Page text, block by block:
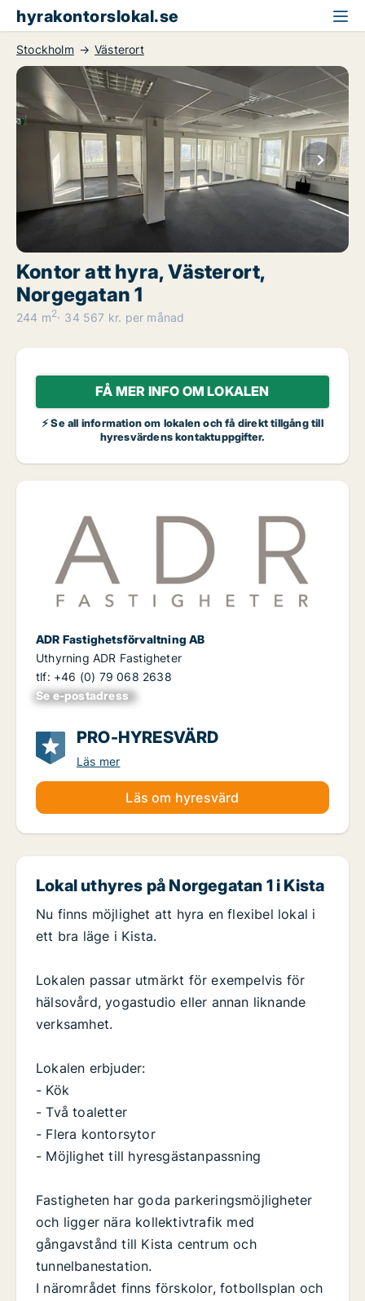
hyrakontorslokal.se
Stockholm Västerort
Kontor att hyra, Västerort,
Norgegatan 1
244 m2 34 567 kr. per månad
FÅ MER INFO OM LOKALEN
⚡ Se all information om lokalen och få direkt tillgång till
hyresvärdens kontaktuppgifter.
ADR Fastighetsförvaltning AB
Uthyrning ADR Fastigheter
tlf: +46 (0) 79 068 2638
Se e-postadress
xxxxxxxxxxxxxxx
PRO-HYRESVÄRD
Läs mer
Läs om hyresvärd
Lokal uthyres på Norgegatan 1 i Kista
Nu finns möjlighet att hyra en flexibel lokal i
ett bra läge i Kista.
Lokalen passar utmärkt för exempelvis för
hälsovård, yogastudio eller annan liknande
verksamhet.
Lokalen erbjuder:
- Kök
- Två toaletter
- Flera kontorsytor
- Möjlighet till hyresgästanpassning
Fastigheten har goda parkeringsmöjligheter
och ligger nära kollektivtrafik med
gångavstånd till Kista centrum och
tunnelbanestation.
I närområdet finns förskolor, fotbollsplan och